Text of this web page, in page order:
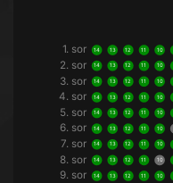
1. sor 14 13 12 11 10
2. sor 14 13 12 11 10
3. sor 14 13 12 11 10
4. sor 14 13 12 11 10
5. sor 14 13 12 11 10
6. sor 14 13 12 11 10
7. sor 14 13 12 11 10
8. sor 14 13 12 11 10
9. sor 14 13 12 11 10